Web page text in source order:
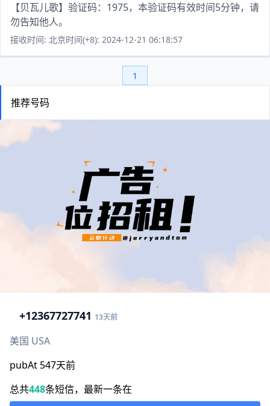
【贝瓦儿歌】验证码：1975，本验证码有效时间5分钟，请
勿告知他人。
接收时间: 北京时间(+8): 2024-12-21 06:18:57
1
推荐号码
+12367727741 13天前
美国 USA
pubAt 547天前
总共448条短信，最新一条在